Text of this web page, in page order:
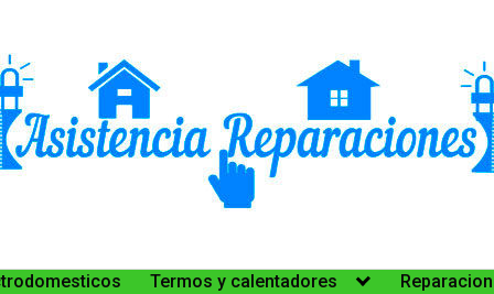
Termos y calentadores